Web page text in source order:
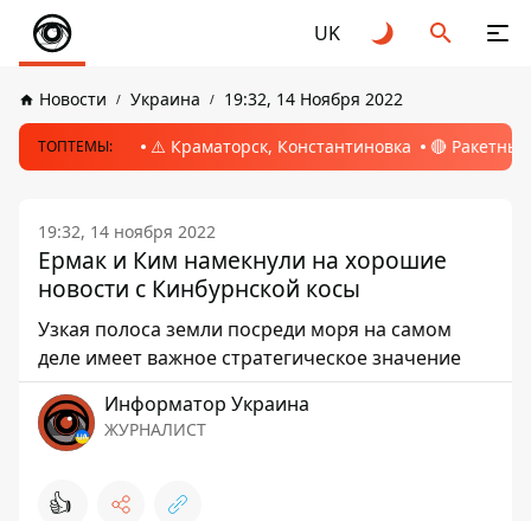
UK
Новости Украина 19:32, 14 Ноября 2022
ТОПТЕМЫ: ⚠️ Краматорск, Константиновка 🔴
19:32, 14 ноября 2022
Ермак и Ким намекнули на хорошие
новости с Кинбурнской косы
Узкая полоса земли посреди моря на самом
деле имеет важное стратегическое значение
Информатор Украина
ЖУРНАЛИСТ
👍